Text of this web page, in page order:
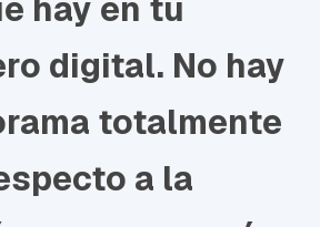
hay en tu
digital. No hay
totalmente
a la